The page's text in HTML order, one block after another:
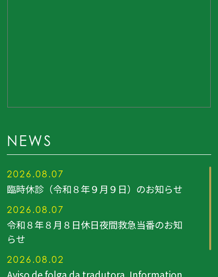
NEWS
2026.08.07
臨時休診（令和８年９月９日）のお知らせ
2026.08.07
令和８年８月８日休日夜間救急当番のお知
らせ
2026.08.02